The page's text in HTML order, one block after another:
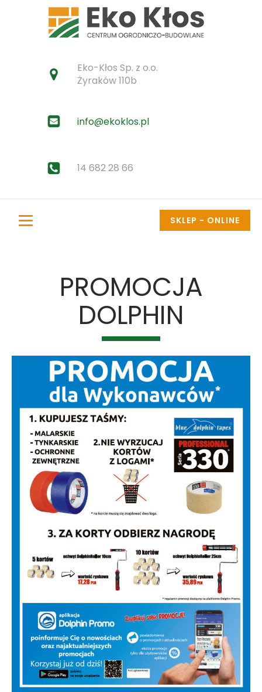
Eko-Kłos Sp. z o.o.
Żyraków 110b
info@ekoklos.pl
14 682 28 66
SKLEP - ONLINE
PROMOCJA
DOLPHIN